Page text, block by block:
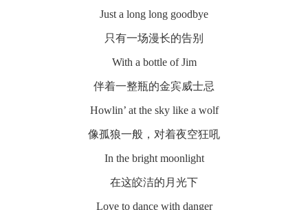
Just a long long goodbye
只有一场漫长的告别
With a bottle of Jim
伴着一整瓶的金宾威士忌
Howlin’ at the sky like a wolf
像孤狼一般，对着夜空狂吼
In the bright moonlight
在这皎洁的月光下
Love to dance with danger